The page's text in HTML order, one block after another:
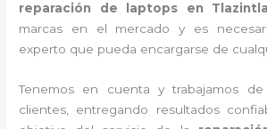
reparación de laptops en Tlazintla
marcas en el mercado y es
experto que pueda encargarse de
Tenemos en cuenta y trabajamos
clientes, entregando resultados